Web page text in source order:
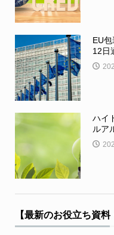
EU
12日
ハイ
ルア
【最新のお役立ち資料